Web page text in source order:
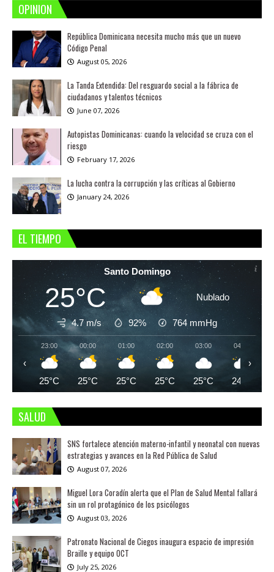
OPINION
República Dominicana necesita mucho más que un nuevo
Código Penal
August 05, 2026
La Tanda Extendida: Del resguardo social a la fábrica de
ciudadanos y talentos técnicos
June 07, 2026
Autopistas Dominicanas: cuando la velocidad se cruza con el
riesgo
February 17, 2026
La lucha contra la corrupción y las críticas al Gobierno
January 24, 2026
EL TIEMPO
Santo Domingo
25°C Nublado
4.7 m/s 92% 764 mmHg
23:00
25°C
00:00
25°C
01:00
25°C
02:00
25°C
03:00
25°C
04:00
24°C
‹ ›
SALUD
SNS fortalece atención materno-infantil y neonatal con nuevas
estrategias y avances en la Red Pública de Salud
August 07, 2026
Miguel Lora Coradín alerta que el Plan de Salud Mental fallará
sin un rol protagónico de los psicólogos
August 03, 2026
Patronato Nacional de Ciegos inaugura espacio de impresión
Braille y equipo OCT
July 25, 2026